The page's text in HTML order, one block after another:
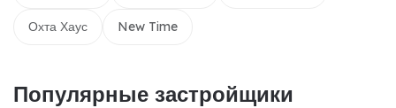
Охта Хаус New Time
Популярные застройщики